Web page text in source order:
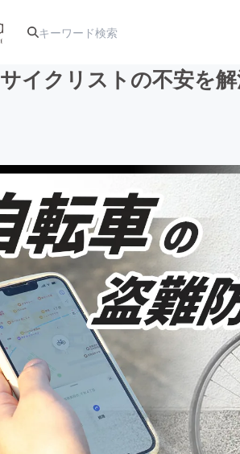
アート・写真
テクノロジー・ガジェット
映像・映画
ビジネス・起業
まちづくり・地域活性化
サイクリストの不安を